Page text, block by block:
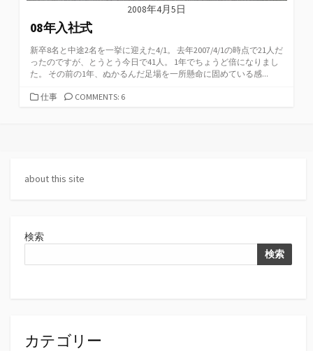
2008年4月5日
08年入社式
新卒8名と中途2名を一挙に迎えた4/1。 去年2007/4/1の時点で21人だ
ったのですが、とうとう今日で41人。 1年でちょうど倍になりまし
た。 その前の1年、ぬかるんだ足場を一所懸命に固めている感...
カ仕事 COMMENTS: 6
about this site
検索
検索
カテゴリー